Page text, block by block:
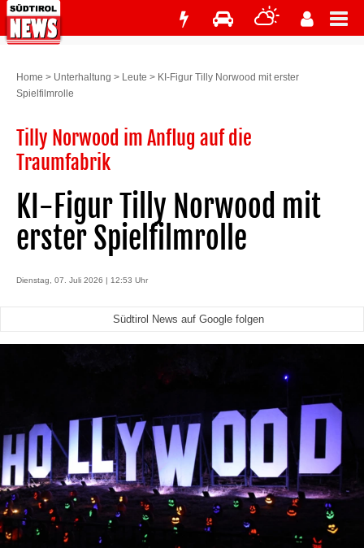
Home > Unterhaltung > Leute > KI-Figur Tilly Norwood mit erster
Spielfilmrolle
Tilly Norwood im Anflug auf die
Traumfabrik
KI-Figur Tilly Norwood mit
erster Spielfilmrolle
Dienstag, 07. Juli 2026 | 12:53 Uhr
Südtirol News auf Google folgen